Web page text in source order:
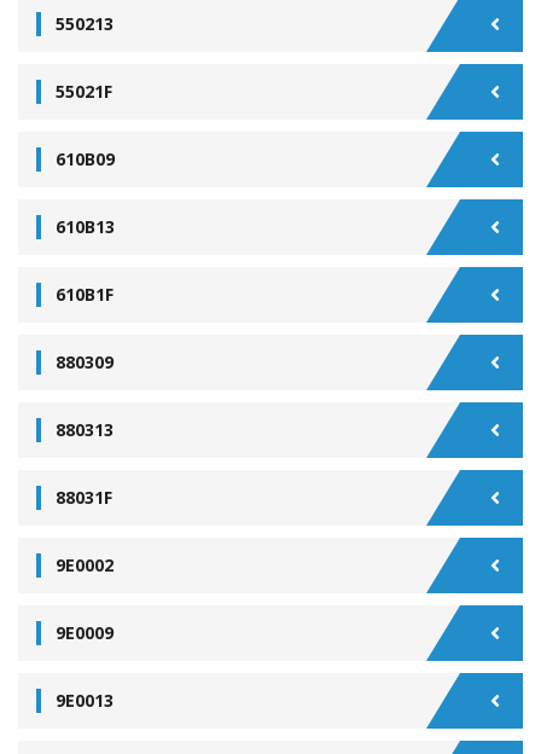
550213
55021F
610B09
610B13
610B1F
880309
880313
88031F
9E0002
9E0009
9E0013